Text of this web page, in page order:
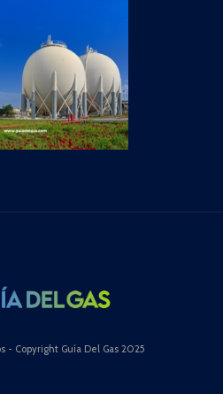
- Copyright Guía Del Gas 2025